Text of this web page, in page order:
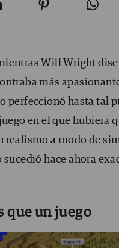
Will Wright
más
perfeccionó hasta tal
en el que hubiera
realismo a modo de
sucedió hace ahora
que un juego